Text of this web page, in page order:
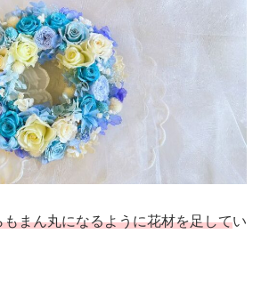
まん丸になるように花材を足してい